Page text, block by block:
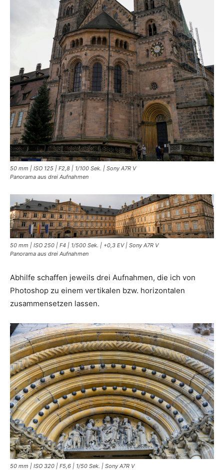
50 mm | ISO 125 | F2,8 | 1/100 Sek. | Sony A7R V
Panorama aus drei Aufnahmen
50 mm | ISO 250 | F4 | 1/500 Sek. | +0,3 EV | Sony A7R V
Panorama aus drei Aufnahmen
Abhilfe schaffen jeweils drei Aufnahmen, die ich von
Photoshop zu einem vertikalen bzw. horizontalen
zusammensetzen lassen.
50 mm | ISO 320 | F5,6 | 1/50 Sek. | Sony A7R V